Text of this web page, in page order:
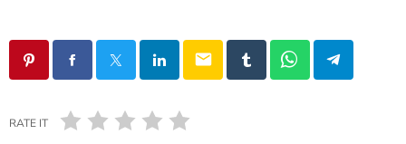
email
RATE IT